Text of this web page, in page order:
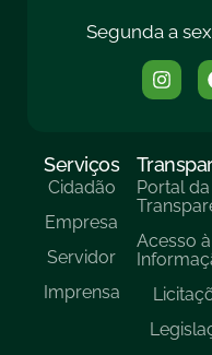
Segunda a
Serviços
Cidadão
Empresa
Servidor
Imprensa
Portal da
Acesso à